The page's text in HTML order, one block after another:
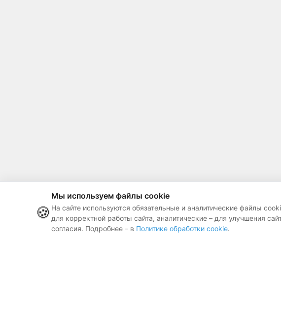
🍪
Мы используем файлы cookie
На сайте используются обязательные и аналитические файлы
для корректной работы сайта, аналитические – для улучшения
согласия. Подробнее – в Политике обработки cookie.